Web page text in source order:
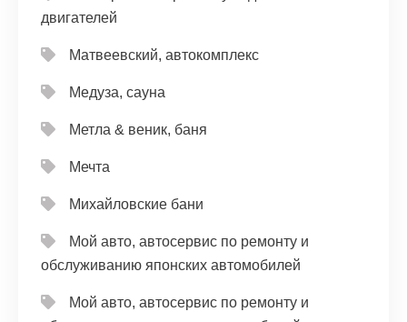
двигателей
Матвеевский, автокомплекс
Медуза, сауна
Метла & веник, баня
Мечта
Михайловские бани
Мой авто, автосервис по ремонту и
обслуживанию японских автомобилей
Мой авто, автосервис по ремонту и